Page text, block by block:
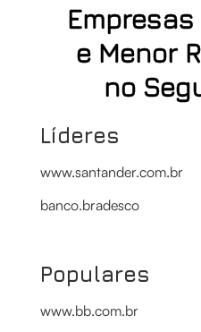
e Menor
no
Líderes
www.santander.com.br
banco.bradesco
Populares
www.bb.com.br